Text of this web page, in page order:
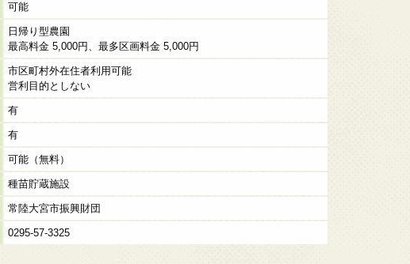
可能
日帰り型農園
最高料金 5,000円、最多区画料金 5,000円
市区町村外在住者利用可能
営利目的としない
有
有
可能（無料）
種苗貯蔵施設
常陸大宮市振興財団
0295-57-3325